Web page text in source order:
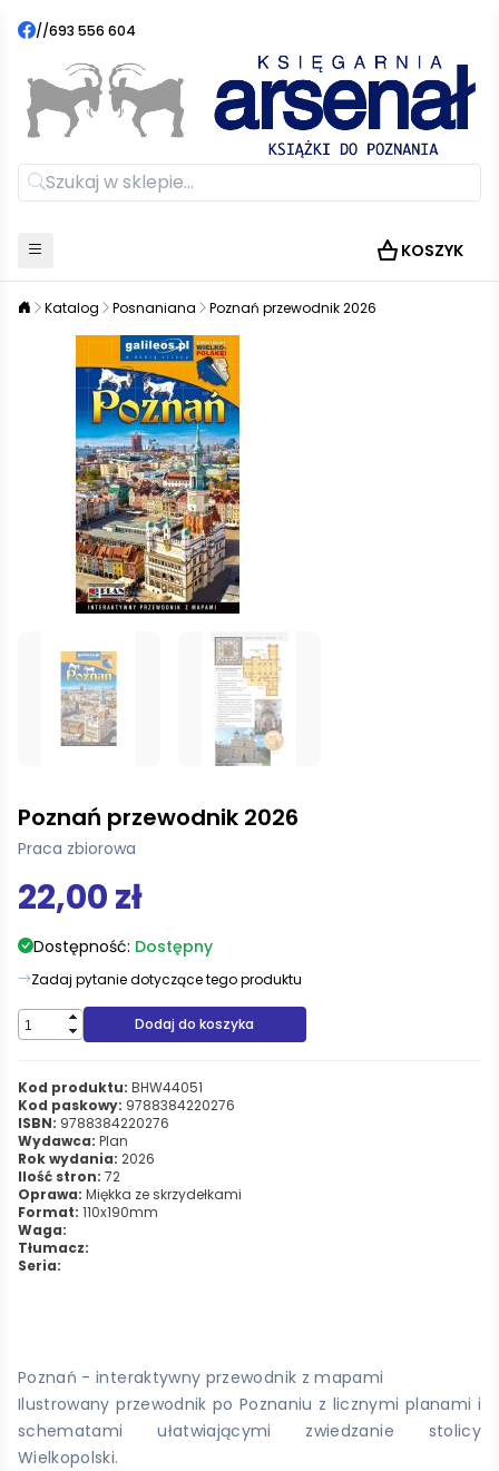
//693 556 604
KOSZYK
Katalog Posnaniana Poznań przewodnik 2026
Poznań przewodnik 2026
Praca zbiorowa
22,00 zł
Dostępność: Dostępny
Zadaj pytanie dotyczące tego produktu
Dodaj do koszyka
Kod produktu: BHW44051
Kod paskowy: 9788384220276
ISBN: 9788384220276
Wydawca: Plan
Rok wydania: 2026
Ilość stron: 72
Oprawa: Miękka ze skrzydełkami
Format: 110x190mm
Waga:
Tłumacz:
Seria:
Poznań - interaktywny przewodnik z mapami
Ilustrowany przewodnik po Poznaniu z licznymi planami i
schematami ułatwiającymi zwiedzanie stolicy
Wielkopolski.